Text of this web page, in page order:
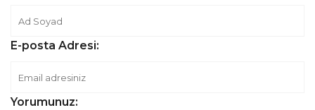
E-posta Adresi:
Yorumunuz: